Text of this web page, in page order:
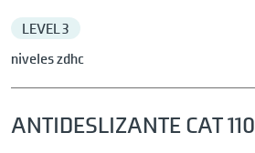
LEVEL 3
niveles zdhc
ANTIDESLIZANTE CAT 110